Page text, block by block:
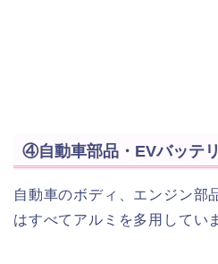
④自動車部品・EVバッテ
自動車のボディ、エンジン
はすべてアルミを多用してい